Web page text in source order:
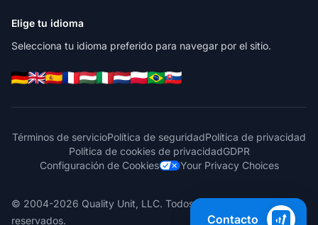
Elige tu idioma
Selecciona tu idioma preferido para navegar por el sitio.
Términos de servicioPolítica de seguridadPolítica de privacidad
Política de cookies de privacidadGDPR
Configuración de Cookies
Your Privacy Choices
© 2004-2026 Quality Unit, LLC. Todos los derechos
reservados.
Contacto